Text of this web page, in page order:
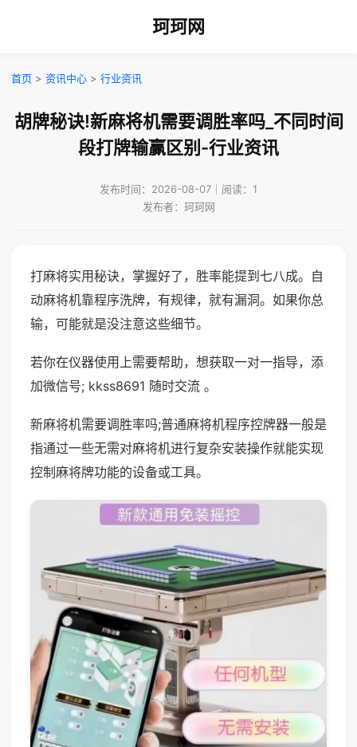
珂珂网
首页 > 资讯中心 > 行业资讯
胡牌秘诀!新麻将机需要调胜率吗_不同时间
段打牌输赢区别-行业资讯
发布时间：2026-08-07｜阅读：1
发布者：珂珂网
打麻将实用秘诀，掌握好了，胜率能提到七八成。自
动麻将机靠程序洗牌，有规律，就有漏洞。如果你总
输，可能就是没注意这些细节。
若你在仪器使用上需要帮助，想获取一对一指导，添
加微信号; kkss8691 随时交流 。
新麻将机需要调胜率吗;普通麻将机程序控牌器一般是
指通过一些无需对麻将机进行复杂安装操作就能实现
控制麻将牌功能的设备或工具。